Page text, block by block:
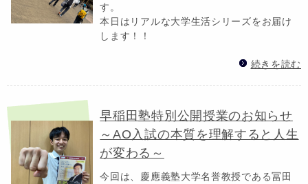
す。
本日はリアルな大学生活シリーズをお届け
します！！
続きを読む
早稲田塾特別公開授業のお知らせ
～AO入試の本質を理解すると人生
が変わる～
今回は、慶應義塾大学名誉教授である冨田